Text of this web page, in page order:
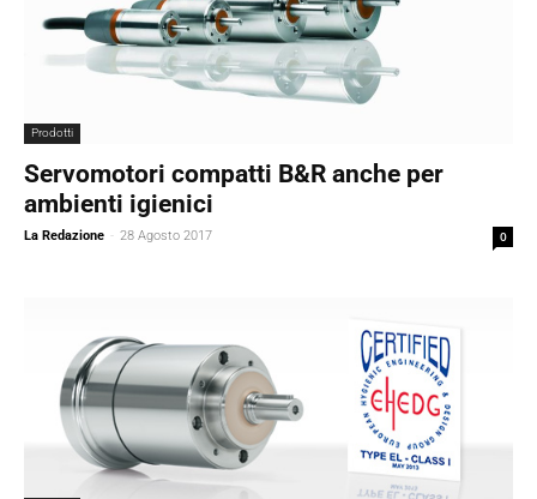
Prodotti
Servomotori compatti B&R anche per
ambienti igienici
La Redazione - 28 Agosto 2017 0